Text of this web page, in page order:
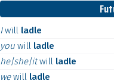
Iwill ladle
you will ladle
he|she|itwill ladle
wewill ladle